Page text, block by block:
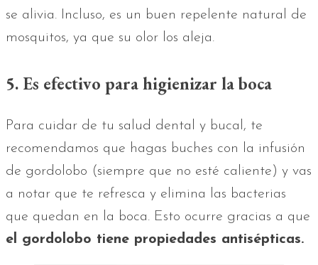
se alivia. Incluso, es un buen repelente natural de
mosquitos, ya que su olor los aleja.
5. Es efectivo para higienizar la boca
Para cuidar de tu salud dental y bucal, te
recomendamos que hagas buches con la infusión
de gordolobo (siempre que no esté caliente) y vas
a notar que te refresca y elimina las bacterias
que quedan en la boca. Esto ocurre gracias a que
el gordolobo tiene propiedades antisépticas.